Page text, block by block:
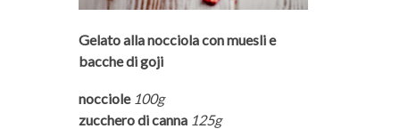
Gelato alla nocciola con muesli e
bacche di goji
nocciole 100g
zucchero di canna 125g